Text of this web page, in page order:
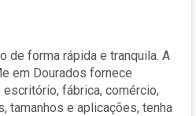
de forma rápida e tranquila. A
em Dourados fornece
fábrica, comércio,
tamanhos e aplicações, tenha